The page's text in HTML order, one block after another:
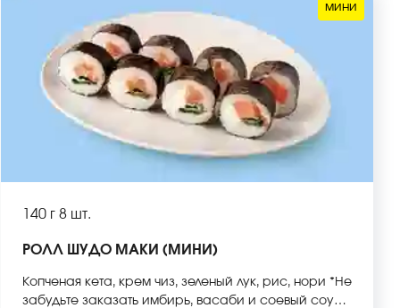
мини
140 г8 шт.
РОЛЛ ШУДО МАКИ (МИНИ)
Копченая кета, крем чиз, зеленый лук, рис, нори *Не
забудьте заказать имбирь, васаби и соевый соус.